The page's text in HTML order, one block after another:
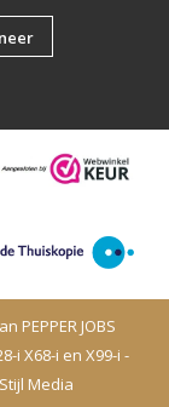
JOBS
i X68-i en X99-i -
Media